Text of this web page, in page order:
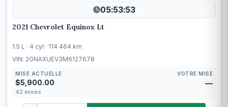
05:53:50
2021 Chevrolet Equinox Lt
1.5 L · 4 cyl · 114 464 km
VIN: 2GNAXUEV3M6127678
MISE ACTUELLE
$5,900.00
42 mises
VOTRE MISE
—